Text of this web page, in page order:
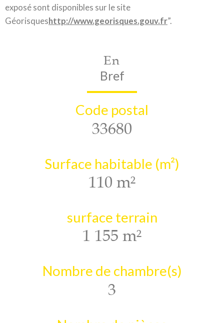
exposé sont disponibles sur le site
Géorisques http://www.georisques.gouv.fr”.
En
Bref
Code postal
33680
Surface habitable (m²)
110 m²
surface terrain
1 155 m²
Nombre de chambre(s)
3